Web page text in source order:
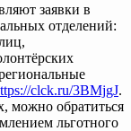
заявки в
отделений:
clck.ru/3BMjgJ.
можно обратиться
льготного